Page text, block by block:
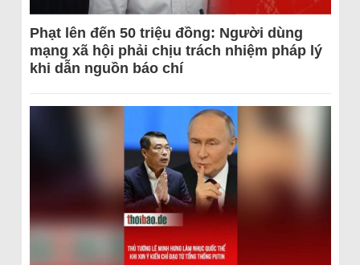
Phạt lên đến 50 triệu đồng: Người dùng
mạng xã hội phải chịu trách nhiệm pháp lý
khi dẫn nguồn báo chí